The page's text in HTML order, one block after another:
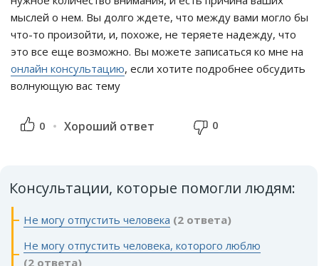
мыслей о нем. Вы долго ждете, что между вами могло бы
что-то произойти, и, похоже, не теряете надежду, что
это все еще возможно. Вы можете записаться ко мне на
онлайн консультацию, если хотите подробнее обсудить
волнующую вас тему
0 Хороший ответ 0
Консультации, которые помогли людям:
Не могу отпустить человека (2 ответа)
Не могу отпустить человека, которого люблю
(2 ответа)